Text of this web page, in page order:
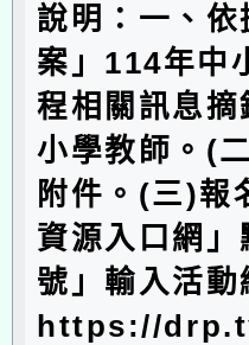
說明：一、
案」114年中
程相關訊息
小學教師。(
附件。(三)報
資源入口網
號」輸入活動
https://